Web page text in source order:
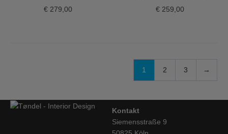
€279,00
€ 259,00
1 2 3 →
Kontakt
Siemensstraße 9